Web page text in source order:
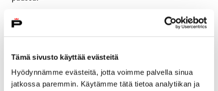
Tämä sivusto käyttää evästeitä
Hyödynnämme evästeitä, jotta voimme palvella sinua
jatkossa paremmin. Käytämme tätä tietoa analytiikan ja
Siirtokehotukset tulevat voimaan maanantaina 22.
kesäkuuta kello 5. Pysäköintikieltojen vastaisesti
lähisiirtona Hanhipuiston pysäköintialueelle.
osa nykyisistä merkeistä peitetään ja alueita suljetaan